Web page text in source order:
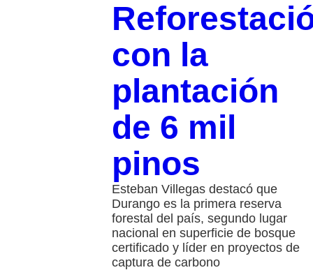
con la
plantación
de 6 mil
pinos
Esteban Villegas destacó que
Durango es la primera reserva
forestal del país, segundo lugar
nacional en superficie de bosque
certificado y líder en proyectos de
captura de carbono